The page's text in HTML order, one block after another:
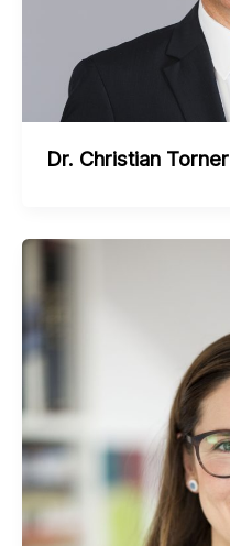
Dr. Christian Torner